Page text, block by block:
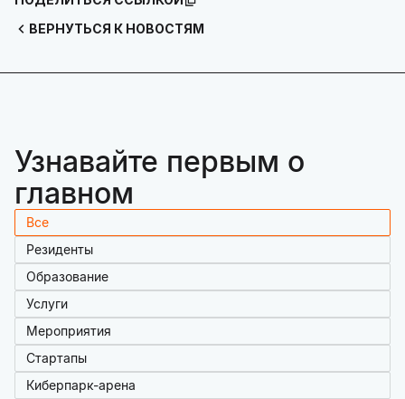
ВЕРНУТЬСЯ К НОВОСТЯМ
Узнавайте первым о
главном
Все
Резиденты
Образование
Услуги
Мероприятия
Стартапы
Киберпарк-арена